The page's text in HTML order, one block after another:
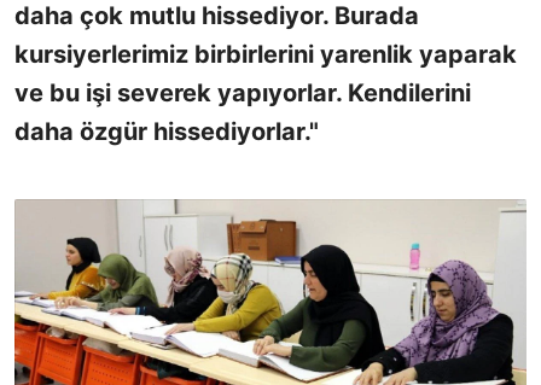
daha çok mutlu hissediyor. Burada
kursiyerlerimiz birbirlerini yarenlik yaparak
ve bu işi severek yapıyorlar. Kendilerini
daha özgür hissediyorlar."